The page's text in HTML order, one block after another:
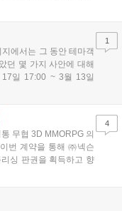
에서는 그 동안 테마객
던 몇 가지 사안에 대해
일 17:00 ~ 3월 13일
1
무협 3D MMORPG 의
번 계약을 통해 ㈜넥슨
싱 판권을 획득하고 향
4